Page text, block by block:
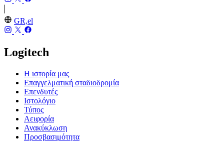
GR,el
Logitech
Η ιστορία μας
Επαγγελματική σταδιοδρομία
Επενδυτές
Ιστολόγιο
Τύπος
Αειφορία
Ανακύκλωση
Προσβασιμότητα